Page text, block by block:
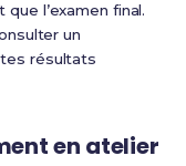
l’examen final.
un
résultats
en atelier